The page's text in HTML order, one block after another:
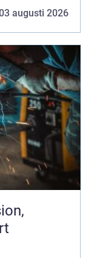
augusti 2026